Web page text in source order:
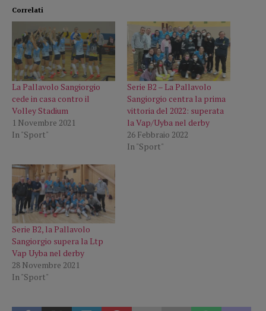
Correlati
La Pallavolo Sangiorgio
cede in casa contro il
Volley Stadium
1 Novembre 2021
In "Sport"
Serie B2 – La Pallavolo
Sangiorgio centra la prima
vittoria del 2022: superata
la Vap/Uyba nel derby
26 Febbraio 2022
In "Sport"
Serie B2, la Pallavolo
Sangiorgio supera la Ltp
Vap Uyba nel derby
28 Novembre 2021
In "Sport"